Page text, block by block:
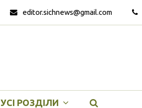
editor.sichnews@gmail.com
УСІ РОЗДІЛИ